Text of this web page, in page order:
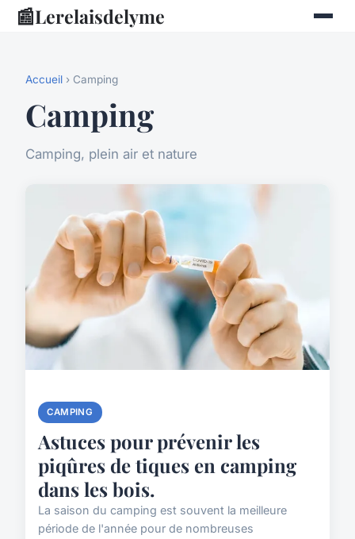
📰Lerelaisdelyme
Accueil › Camping
Camping
Camping, plein air et nature
CAMPING
Astuces pour prévenir les
piqûres de tiques en camping
dans les bois.
La saison du camping est souvent la meilleure
période de l'année pour de nombreuses